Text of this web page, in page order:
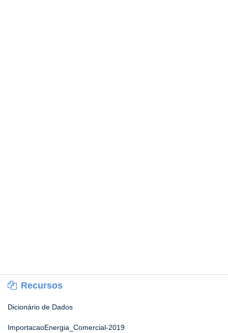
Recursos
Dicionário de Dados
ImportacaoEnergia_Comercial-2019